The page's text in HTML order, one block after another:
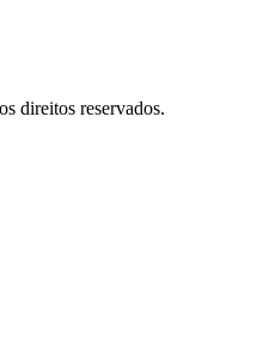
direitos reservados.